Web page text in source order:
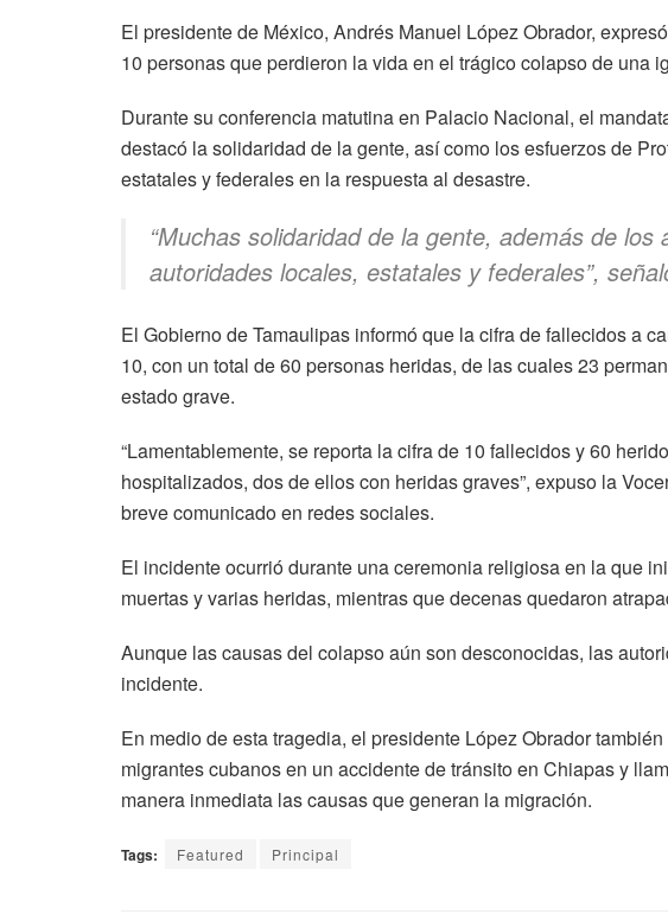
El presidente de México, Andrés Manuel López Obrador,
10 personas que perdieron la vida en el trágico colapso de una
Durante su conferencia matutina en Palacio Nacional, el
destacó la solidaridad de la gente, así como los esfuerzos de
estatales y federales en la respuesta al desastre.
“Muchas solidaridad de la gente, además de
autoridades locales, estatales y federales”,
El Gobierno de Tamaulipas informó que la cifra de fallecidos a
10, con un total de 60 personas heridas, de las cuales 23
estado grave.
“Lamentablemente, se reporta la cifra de 10 fallecidos y 60
hospitalizados, dos de ellos con heridas graves”, expuso la
breve comunicado en redes sociales.
El incidente ocurrió durante una ceremonia religiosa en la que
muertas y varias heridas, mientras que decenas quedaron
Aunque las causas del colapso aún son desconocidas, las
incidente.
En medio de esta tragedia, el presidente López Obrador
migrantes cubanos en un accidente de tránsito en Chiapas y
manera inmediata las causas que generan la migración.
Tags: Featured Principal